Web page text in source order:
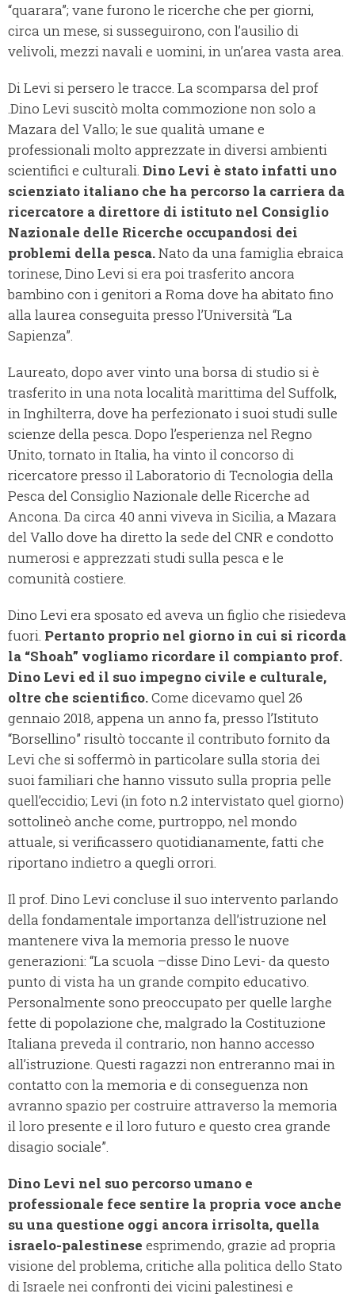
“quarara”; vane furono le ricerche che per giorni,
circa un mese, si susseguirono, con l’ausilio di
velivoli, mezzi navali e uomini, in un’area vasta area.
Di Levi si persero le tracce. La scomparsa del prof
.Dino Levi suscitò molta commozione non solo a
Mazara del Vallo; le sue qualità umane e
professionali molto apprezzate in diversi ambienti
scientifici e culturali. Dino Levi è stato infatti uno
scienziato italiano che ha percorso la carriera da
ricercatore a direttore di istituto nel Consiglio
Nazionale delle Ricerche occupandosi dei
problemi della pesca.Nato da una famiglia ebraica
torinese, Dino Levi si era poi trasferito ancora
bambino con i genitori a Roma dove ha abitato fino
alla laurea conseguita presso l’Università “La
Sapienza”.
Laureato, dopo aver vinto una borsa di studio si è
trasferito in una nota località marittima del Suffolk,
in Inghilterra, dove ha perfezionato i suoi studi sulle
scienze della pesca. Dopo l’esperienza nel Regno
Unito, tornato in Italia, ha vinto il concorso di
ricercatore presso il Laboratorio di Tecnologia della
Pesca del Consiglio Nazionale delle Ricerche ad
Ancona. Da circa 40 anni viveva in Sicilia, a Mazara
del Vallo dove ha diretto la sede del CNR e condotto
numerosi e apprezzati studi sulla pesca e le
comunità costiere.
Dino Levi era sposato ed aveva un figlio che risiedeva
fuori. Pertanto proprio nel giorno in cui si ricorda
la “Shoah” vogliamo ricordare il compianto prof.
Dino Levi ed il suo impegno civile e culturale,
oltre che scientifico.Come dicevamo quel 26
gennaio 2018, appena un anno fa, presso l’Istituto
“Borsellino” risultò toccante il contributo fornito da
Levi che si soffermò in particolare sulla storia dei
suoi familiari che hanno vissuto sulla propria pelle
quell’eccidio; Levi (in foto n.2 intervistato quel giorno)
sottolineò anche come, purtroppo, nel mondo
attuale, si verificassero quotidianamente, fatti che
riportano indietro a quegli orrori.
Il prof. Dino Levi concluse il suo intervento parlando
della fondamentale importanza dell’istruzione nel
mantenere viva la memoria presso le nuove
generazioni: “La scuola –disse Dino Levi- da questo
punto di vista ha un grande compito educativo.
Personalmente sono preoccupato per quelle larghe
fette di popolazione che, malgrado la Costituzione
Italiana preveda il contrario, non hanno accesso
all’istruzione. Questi ragazzi non entreranno mai in
contatto con la memoria e di conseguenza non
avranno spazio per costruire attraverso la memoria
il loro presente e il loro futuro e questo crea grande
disagio sociale”.
Dino Levi nel suo percorso umano e
professionale fece sentire la propria voce anche
su una questione oggi ancora irrisolta, quella
israelo-palestinese esprimendo, grazie ad propria
visione del problema, critiche alla politica dello Stato
di Israele nei confronti dei vicini palestinesi e